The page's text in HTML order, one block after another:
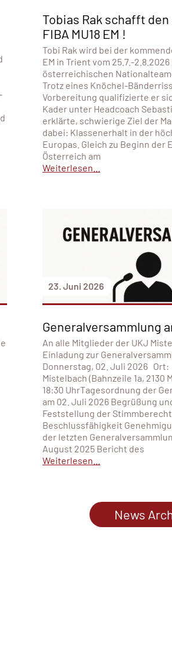
Tobias Rak schafft
FIBA MU18 EM !
Tobi Rak wird bei der
EM in Trient vom 25.7.-2.8.2026
österreichischen
Trotz eines Knöchel-
Vorbereitung qualifizierte er
Kader unter Headcoach
erklärte, schwierige Ziel der
dabei: Klassenerhalt in der
Europas. Gleich zu Beginn der
Österreich am
Weiterlesen...
23. Juni 2026
Generalversammlung
An alle Mitglieder der UKJ
Einladung zur
Donnerstag, 02. Juli 2026
Mistelbach (Bahnzeile 1a, 2130
18:30 UhrTagesordnung der
am 02. Juli 2026 Begrüßung
Feststellung der
Beschlussfähigkeit
der letzten
August 2025 Bericht des
Weiterlesen...
News